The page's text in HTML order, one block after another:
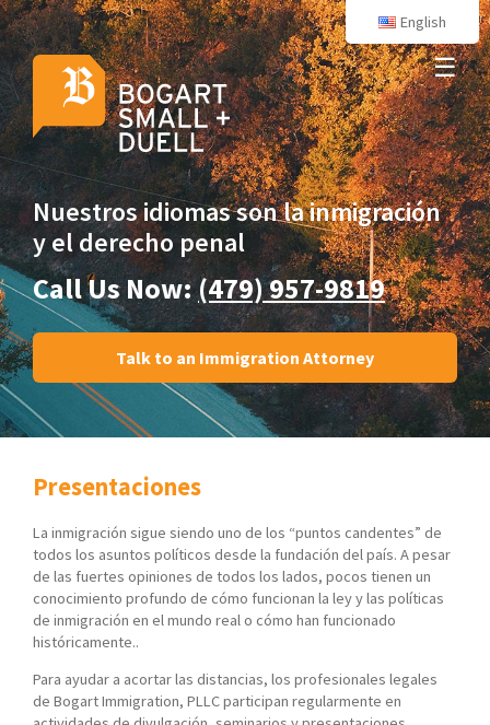
Nuestros idiomas sonla inmigración
y el derecho penal
Call Us Now: (479) 957-9819
Talk to an Immigration Attorney
English
☰
Presentaciones
La inmigración sigue siendo uno de los “puntos candentes” de
todos los asuntos políticos desde la fundación del país. A pesar
de las fuertes opiniones de todos los lados, pocos tienen un
conocimiento profundo de cómo funcionan la ley y las políticas
de inmigración en el mundo real o cómo han funcionado
históricamente..
Para ayudar a acortar las distancias, los profesionales legales
de Bogart Immigration, PLLC participan regularmente en